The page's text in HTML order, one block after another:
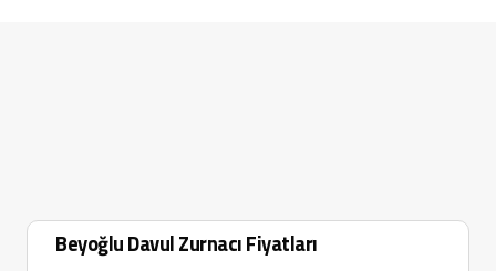
Beyoğlu Davul Zurnacı Fiyatları